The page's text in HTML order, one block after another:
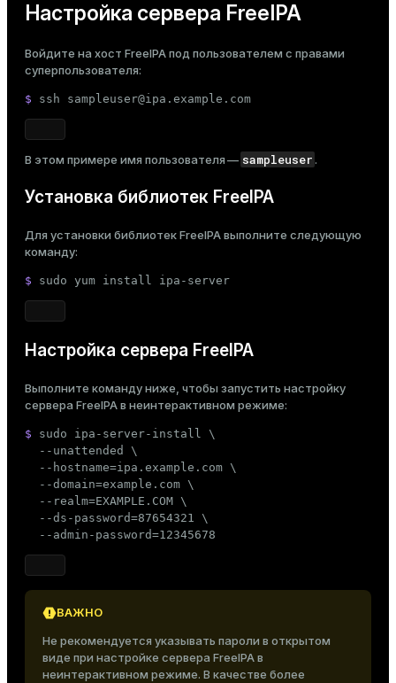
Настройка сервера FreeIPA
Войдите на хост FreeIPA под пользователем с правами
суперпользователя:
$ ssh sampleuser@ipa.example.com
В этом примере имя пользователя — sampleuser.
Установка библиотек FreeIPA
Для установки библиотек FreeIPA выполните следующую
команду:
$ sudo yum install ipa-server
Настройка сервера FreeIPA
Выполните команду ниже, чтобы запустить настройку
сервера FreeIPA в неинтерактивном режиме:
$ sudo ipa-server-install \
  --unattended \
  --hostname=ipa.example.com \
  --domain=example.com \
  --realm=EXAMPLE.COM \
  --ds-password=87654321 \
  --admin-password=12345678
ВАЖНО
Не рекомендуется указывать пароли в открытом
виде при настройке сервера FreeIPA в
неинтерактивном режиме. В качестве более